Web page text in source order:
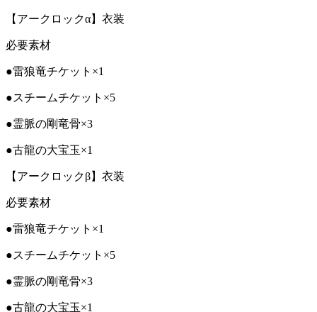
【アークロックα】衣装
必要素材
●雷狼竜チケット×1
●スチームチケット×5
●霊脈の剛竜骨×3
●古龍の大宝玉×1
【アークロックβ】衣装
必要素材
●雷狼竜チケット×1
●スチームチケット×5
●霊脈の剛竜骨×3
●古龍の大宝玉×1